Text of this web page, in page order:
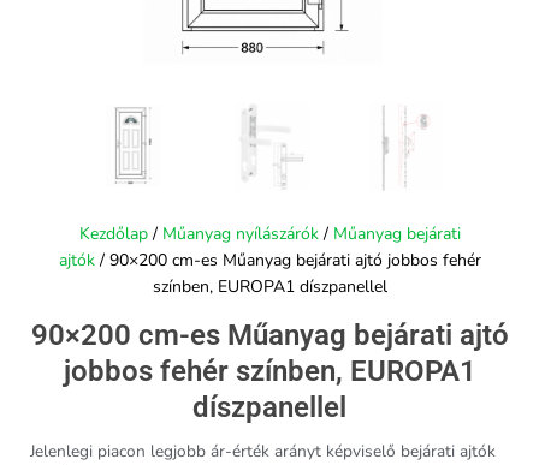
Kezdőlap/ Műanyag nyílászárók/ Műanyag bejárati
ajtók/ 90×200 cm-es Műanyag bejárati ajtó jobbos fehér
színben, EUROPA1 díszpanellel
90×200 cm-es Műanyag bejárati ajtó
jobbos fehér színben, EUROPA1
díszpanellel
Jelenlegi piacon legjobb ár-érték arányt képviselő bejárati ajtók